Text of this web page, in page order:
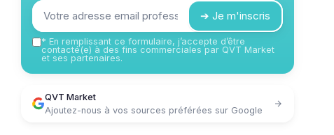
➔ Je m'inscris
* En remplissant ce formulaire, j’accepte d’être
contacté(e) à des fins commerciales par QVT Market
et ses partenaires.
QVT Market
Ajoutez-nous à vos sources préférées sur Google